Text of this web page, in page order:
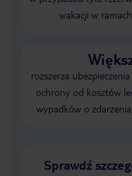
wakacji w
rozszerza
ochrony od kosztów
wypadków o
Sprawdź